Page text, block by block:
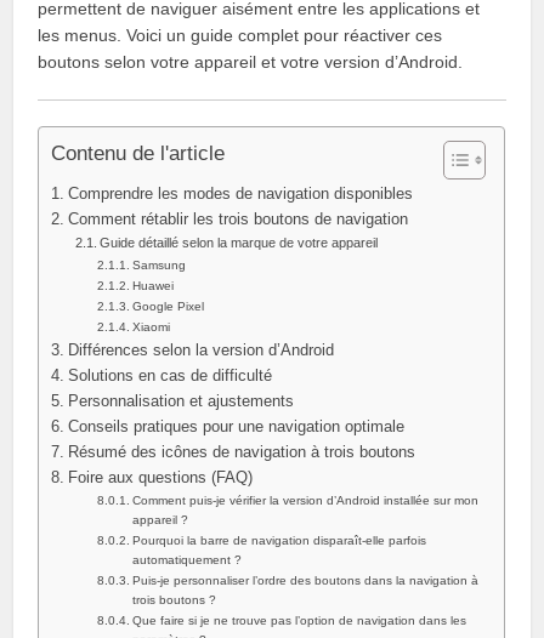
permettent de naviguer aisément entre les applications et
les menus. Voici un guide complet pour réactiver ces
boutons selon votre appareil et votre version d’Android.
Contenu de l'article
Comprendre les modes de navigation disponibles
Comment rétablir les trois boutons de navigation
Guide détaillé selon la marque de votre appareil
Samsung
Huawei
Google Pixel
Xiaomi
Différences selon la version d’Android
Solutions en cas de difficulté
Personnalisation et ajustements
Conseils pratiques pour une navigation optimale
Résumé des icônes de navigation à trois boutons
Foire aux questions (FAQ)
Comment puis-je vérifier la version d’Android installée sur mon
appareil ?
Pourquoi la barre de navigation disparaît-elle parfois
automatiquement ?
Puis-je personnaliser l’ordre des boutons dans la navigation à
trois boutons ?
Que faire si je ne trouve pas l’option de navigation dans les